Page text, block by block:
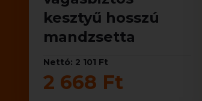
kesztyű hosszú
mandzsetta
Nettó: 2 101 Ft
2 668 Ft